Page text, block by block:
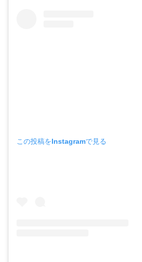
この投稿をInstagramで見る